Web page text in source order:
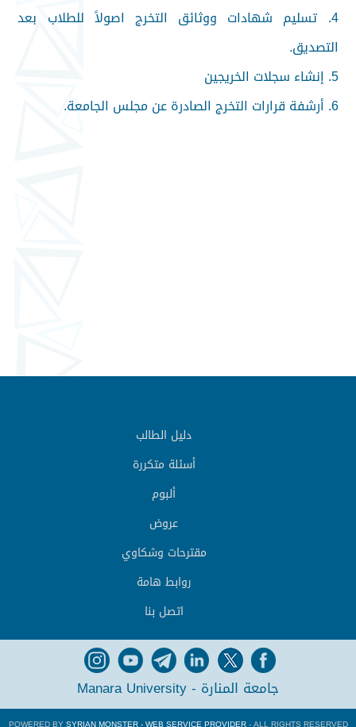
4. تسليم شهادات ووثائق التخرج اصولاً للطلاب بعد
التصديق.
5. إنشاء سجلات الخريجين
6. أرشفة قرارات التخرج الصادرة عن مجلس الجامعة.
دليل الطالب
أسئلة متكررة
ألبوم
عروض
مقترحات وشكاوي
روابط هامة
اتصل بنا
جامعة المنارة - Manara University